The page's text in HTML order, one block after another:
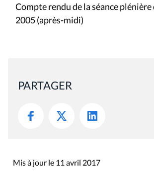
Compte rendu de la séance plénière
2005 (après-midi)
PARTAGER
Mis à jour le 11 avril 2017